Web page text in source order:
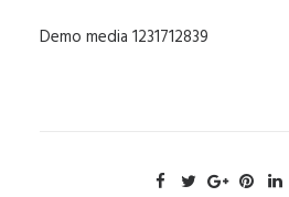
Demo media 1231712839